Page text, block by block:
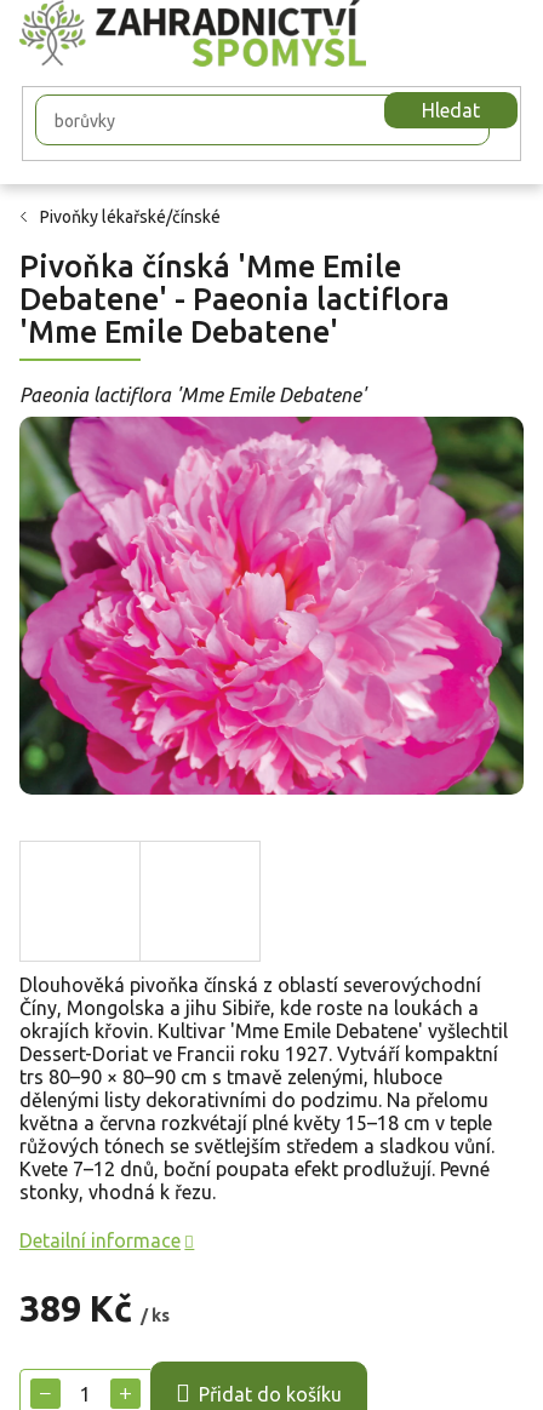
Přejít
na
obsah
Hledat
Pivoňky lékařské/čínské
Pivoňka čínská 'Mme Emile
Debatene' - Paeonia lactiflora
'Mme Emile Debatene'
Paeonia lactiflora 'Mme Emile Debatene'
389 Kč / ks
cena:
+
− Přidat do košíku
Dlouhověká pivoňka čínská z oblastí severovýchodní
Číny, Mongolska a jihu Sibiře, kde roste na loukách a
okrajích křovin. Kultivar 'Mme Emile Debatene' vyšlechtil
Dessert-Doriat ve Francii roku 1927. Vytváří kompaktní
trs 80–90 × 80–90 cm s tmavě zelenými, hluboce
dělenými listy dekorativními do podzimu. Na přelomu
května a června rozkvétají plné květy 15–18 cm v teple
růžových tónech se světlejším středem a sladkou vůní.
Kvete 7–12 dnů, boční poupata efekt prodlužují. Pevné
stonky, vhodná k řezu.
Detailní informace